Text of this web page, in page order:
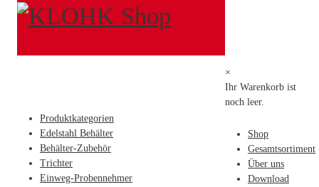
×
Ihr Warenkorb ist
noch leer.
Shop
Gesamtsortiment
Über uns
Download
Produktkategorien
Edelstahl Behälter
Behälter-Zubehör
Trichter
Einweg-Probennehmer
Impressum
VERTRETEN DURCH
Herrn Alexander Klohk
KONTAKT